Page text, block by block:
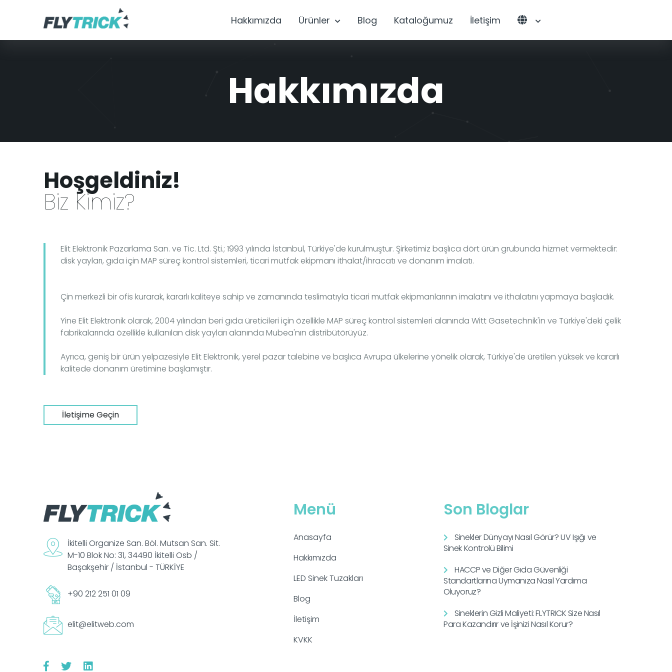
Hakkımızda Ürünler Blog Kataloğumuz İletişim
Hakkımızda
Hoşgeldiniz!
Biz Kimiz?
Elit Elektronik Pazarlama San. ve Tic. Ltd. Şti.; 1993 yılında İstanbul, Türkiye'de kurulmuştur. Şirketimiz başlıca dört ürün grubunda hizmet vermektedir:
disk yayları, gıda için MAP süreç kontrol sistemleri, ticari mutfak ekipmanı ithalat/ihracatı ve donanım imalatı.
Çin merkezli bir ofis kurarak, kararlı kaliteye sahip ve zamanında teslimatıyla ticari mutfak ekipmanlarının imalatını ve ithalatını yapmaya başladık.
Yine Elit Elektronik olarak, 2004 yılından beri gıda üreticileri için özellikle MAP süreç kontrol sistemleri alanında Witt Gasetechnik'in ve Türkiye'deki çelik
fabrikalarında özellikle kullanılan disk yayları alanında Mubea'nın distribütörüyüz.
Ayrıca, geniş bir ürün yelpazesiyle Elit Elektronik, yerel pazar talebine ve başlıca Avrupa ülkelerine yönelik olarak, Türkiye'de üretilen yüksek ve kararlı
kalitede donanım üretimine başlamıştır.
İletişime Geçin
İkitelli Organize San. Böl. Mutsan San. Sit.
M-10 Blok No: 31, 34490 İkitelli Osb /
Başakşehir / İstanbul - TÜRKİYE
+90 212 251 01 09
elit@elitweb.com
Menü
Anasayfa
Hakkımızda
LED Sinek Tuzakları
Blog
İletişim
KVKK
Son Bloglar
Sinekler Dünyayı Nasıl Görür? UV Işığı ve
Sinek Kontrolü Bilimi
HACCP ve Diğer Gıda Güvenliği
Standartlarına Uymanıza Nasıl Yardımcı
Oluyoruz?
Sineklerin Gizli Maliyeti: FLYTRICK Size Nasıl
Para Kazandırır ve İşinizi Nasıl Korur?